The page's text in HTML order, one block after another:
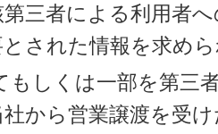
三者による利用者
された情報を求め
もしくは一部を第三
から営業譲渡を受